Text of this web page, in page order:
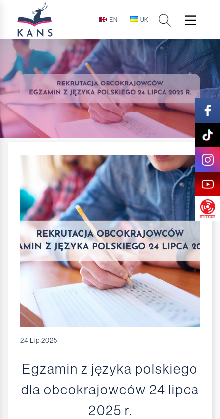
EN UK
24 Lip 2025
Egzamin z języka polskiego
dla obcokrajowców 24 lipca
2025 r.